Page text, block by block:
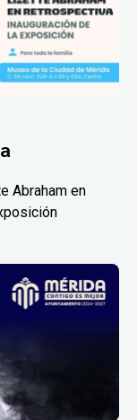
Abraham en